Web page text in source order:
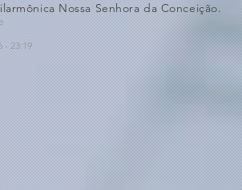
Nossa Senhora da Conceição.
- 23:19